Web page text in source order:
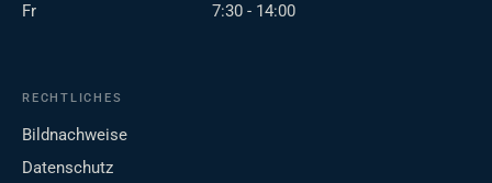
Fr
7:30 - 14:00
RECHTLICHES
Bildnachweise
Datenschutz